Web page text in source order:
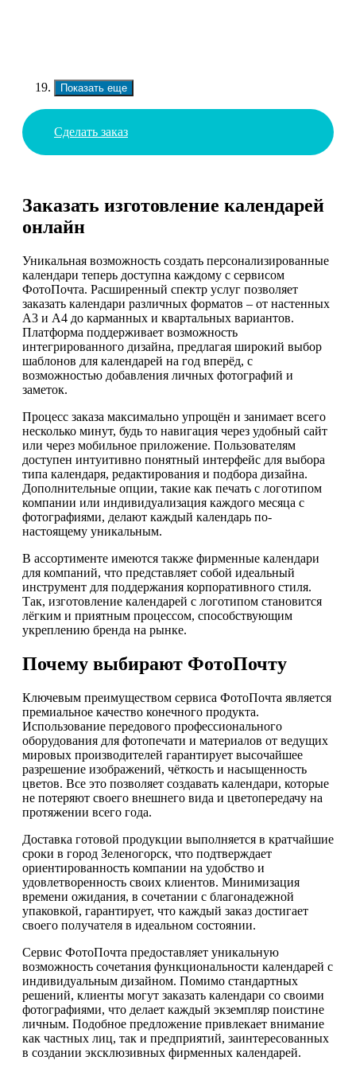
Показать еще
Сделать заказ
Заказать изготовление календарей
онлайн
Уникальная возможность создать персонализированные
календари теперь доступна каждому с сервисом
ФотоПочта. Расширенный спектр услуг позволяет
заказать календари различных форматов – от настенных
А3 и А4 до карманных и квартальных вариантов.
Платформа поддерживает возможность
интегрированного дизайна, предлагая широкий выбор
шаблонов для календарей на год вперёд, с
возможностью добавления личных фотографий и
заметок.
Процесс заказа максимально упрощён и занимает всего
несколько минут, будь то навигация через удобный сайт
или через мобильное приложение. Пользователям
доступен интуитивно понятный интерфейс для выбора
типа календаря, редактирования и подбора дизайна.
Дополнительные опции, такие как печать с логотипом
компании или индивидуализация каждого месяца с
фотографиями, делают каждый календарь по-
настоящему уникальным.
В ассортименте имеются также фирменные календари
для компаний, что представляет собой идеальный
инструмент для поддержания корпоративного стиля.
Так, изготовление календарей с логотипом становится
лёгким и приятным процессом, способствующим
укреплению бренда на рынке.
Почему выбирают ФотоПочту
Ключевым преимуществом сервиса ФотоПочта является
премиальное качество конечного продукта.
Использование передового профессионального
оборудования для фотопечати и материалов от ведущих
мировых производителей гарантирует высочайшее
разрешение изображений, чёткость и насыщенность
цветов. Все это позволяет создавать календари, которые
не потеряют своего внешнего вида и цветопередачу на
протяжении всего года.
Доставка готовой продукции выполняется в кратчайшие
сроки в город Зеленогорск, что подтверждает
ориентированность компании на удобство и
удовлетворенность своих клиентов. Минимизация
времени ожидания, в сочетании с благонадежной
упаковкой, гарантирует, что каждый заказ достигает
своего получателя в идеальном состоянии.
Сервис ФотоПочта предоставляет уникальную
возможность сочетания функциональности календарей с
индивидуальным дизайном. Помимо стандартных
решений, клиенты могут заказать календари со своими
фотографиями, что делает каждый экземпляр поистине
личным. Подобное предложение привлекает внимание
как частных лиц, так и предприятий, заинтересованных
в создании эксклюзивных фирменных календарей.